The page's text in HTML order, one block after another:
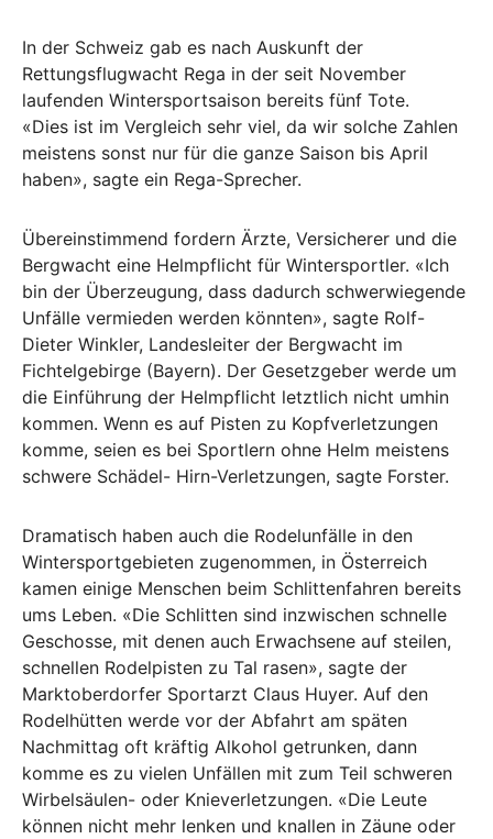
In der Schweiz gab es nach Auskunft der
Rettungsflugwacht Rega in der seit November
laufenden Wintersportsaison bereits fünf Tote.
«Dies ist im Vergleich sehr viel, da wir solche Zahlen
meistens sonst nur für die ganze Saison bis April
haben», sagte ein Rega-Sprecher.
Übereinstimmend fordern Ärzte, Versicherer und die
Bergwacht eine Helmpflicht für Wintersportler. «Ich
bin der Überzeugung, dass dadurch schwerwiegende
Unfälle vermieden werden könnten», sagte Rolf-
Dieter Winkler, Landesleiter der Bergwacht im
Fichtelgebirge (Bayern). Der Gesetzgeber werde um
die Einführung der Helmpflicht letztlich nicht umhin
kommen. Wenn es auf Pisten zu Kopfverletzungen
komme, seien es bei Sportlern ohne Helm meistens
schwere Schädel- Hirn-Verletzungen, sagte Forster.
Dramatisch haben auch die Rodelunfälle in den
Wintersportgebieten zugenommen, in Österreich
kamen einige Menschen beim Schlittenfahren bereits
ums Leben. «Die Schlitten sind inzwischen schnelle
Geschosse, mit denen auch Erwachsene auf steilen,
schnellen Rodelpisten zu Tal rasen», sagte der
Marktoberdorfer Sportarzt Claus Huyer. Auf den
Rodelhütten werde vor der Abfahrt am späten
Nachmittag oft kräftig Alkohol getrunken, dann
komme es zu vielen Unfällen mit zum Teil schweren
Wirbelsäulen- oder Knieverletzungen. «Die Leute
können nicht mehr lenken und knallen in Zäune oder